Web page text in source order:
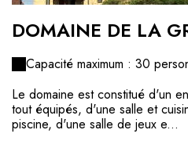
DOMAINE DE LA
Capacité maximum : 30
Le domaine est constitué d'un
tout équipés, d'une salle et
piscine, d'une salle de jeux e...